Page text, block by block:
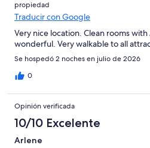
propiedad
Traducir con Google
Very nice location. Clean rooms
wonderful. Very walkable to all
Se hospedó 2 noches en julio de 2026
0
Opinión verificada
10/10 Excelente
Arlene